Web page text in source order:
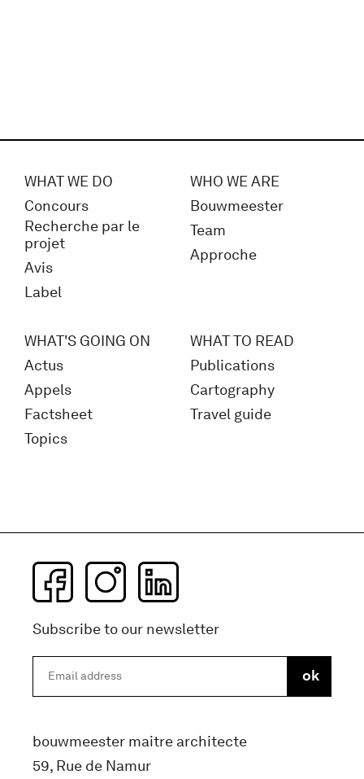
WHAT WE DO
Concours
Recherche par le
projet
Avis
Label
WHO WE ARE
Bouwmeester
Team
Approche
WHAT'S GOING ON
Actus
Appels
Factsheet
Topics
WHAT TO READ
Publications
Cartography
Travel guide
Subscribe to our newsletter
bouwmeester maitre architecte
59, Rue de Namur